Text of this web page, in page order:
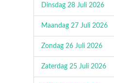
Dinsdag 28 Juli 2026
Maandag 27 Juli 2026
Zondag 26 Juli 2026
Zaterdag 25 Juli 2026